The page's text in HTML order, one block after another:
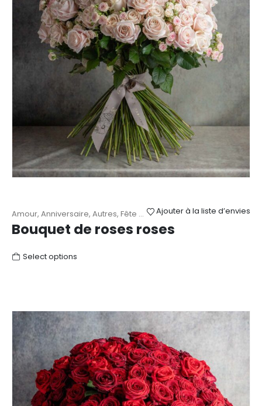
Ajouter à la liste d’envies
Amour, Anniversaire, Autres, Fête des Mères ,Mariage, Naissance
Bouquet de roses roses
Select options